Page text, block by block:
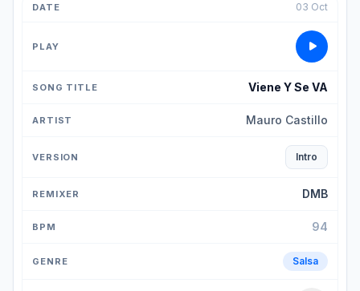
03 Oct
Viene Y Se VA
Mauro Castillo
Intro
DMB
94
Salsa